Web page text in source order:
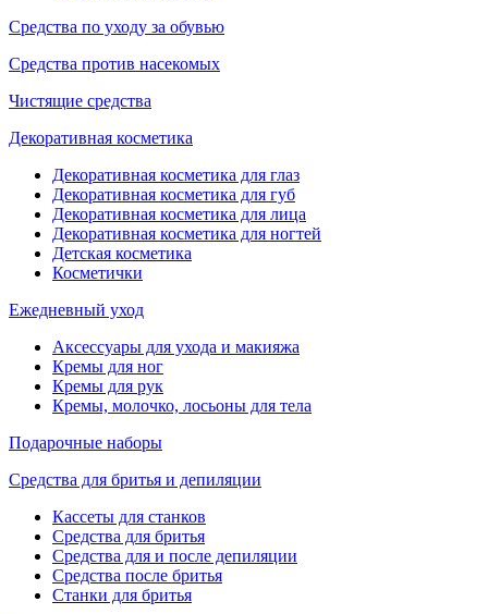
Средства по уходу за обувью
Средства против насекомых
Чистящие средства
Декоративная косметика
Декоративная косметика для глаз
Декоративная косметика для губ
Декоративная косметика для лица
Декоративная косметика для ногтей
Детская косметика
Косметички
Ежедневный уход
Аксессуары для ухода и макияжа
Кремы для ног
Кремы для рук
Кремы, молочко, лосьоны для тела
Подарочные наборы
Средства для бритья и депиляции
Кассеты для станков
Средства для бритья
Средства для и после депиляции
Средства после бритья
Станки для бритья